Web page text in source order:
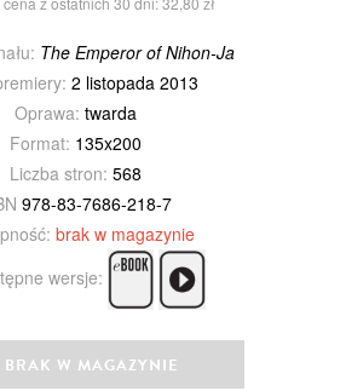
The Emperor of Nihon-Ja
2 listopada 2013
Oprawa: twarda
Format: 135x200
Liczba stron: 568
978-83-7686-218-7
brak w magazynie
wersje:
BRAK W MAGAZYNIE